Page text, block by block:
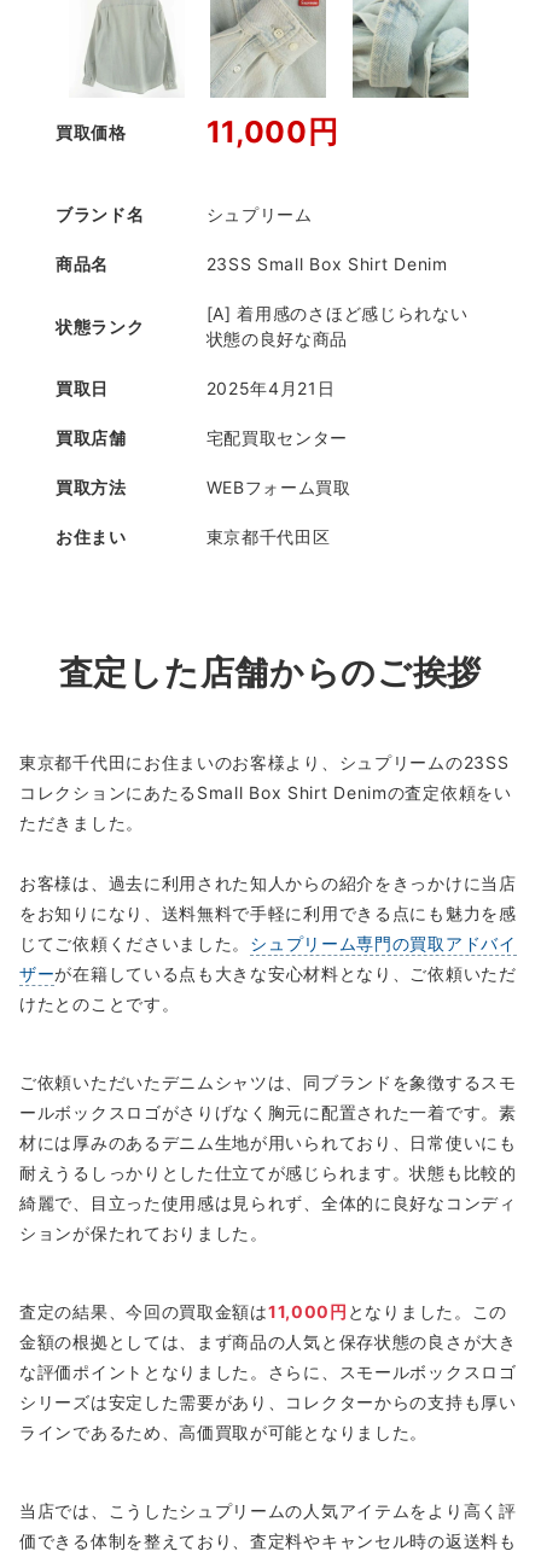
買取価格 11,000円
ブランド名 シュプリーム
商品名 23SS Small Box Shirt Denim
状態ランク
[A] 着用感のさほど感じられない
状態の良好な商品
買取日 2025年4月21日
買取店舗 宅配買取センター
買取方法 WEBフォーム買取
お住まい 東京都千代田区
査定した店舗からのご挨拶
東京都千代田にお住まいのお客様より、シュプリームの23SS
コレクションにあたるSmall Box Shirt Denimの査定依頼をい
ただきました。
お客様は、過去に利用された知人からの紹介をきっかけに当店
をお知りになり、送料無料で手軽に利用できる点にも魅力を感
じてご依頼くださいました。 シュプリーム専門の買取アドバイ
ザーが在籍している点も大きな安心材料となり、ご依頼いただ
けたとのことです。
ご依頼いただいたデニムシャツは、同ブランドを象徴するスモ
ールボックスロゴがさりげなく胸元に配置された一着です。素
材には厚みのあるデニム生地が用いられており、日常使いにも
耐えうるしっかりとした仕立てが感じられます。状態も比較的
綺麗で、目立った使用感は見られず、全体的に良好なコンディ
ションが保たれておりました。
査定の結果、今回の買取金額は11,000円 となりました。この
金額の根拠としては、まず商品の人気と保存状態の良さが大き
な評価ポイントとなりました。さらに、スモールボックスロゴ
シリーズは安定した需要があり、コレクターからの支持も厚い
ラインであるため、高価買取が可能となりました。
当店では、こうしたシュプリームの人気アイテムをより高く評
価できる体制を整えており、査定料やキャンセル時の返送料も